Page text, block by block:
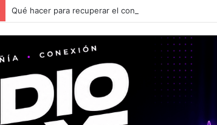
Qué hacer para recuperar el control de las deudas